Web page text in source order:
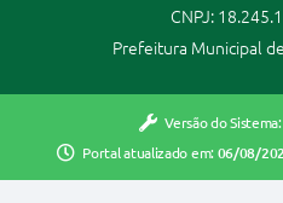
CNPJ:
Prefeitura Municipal
Versão do Sistema:
Portal atualizado em: 06/08/